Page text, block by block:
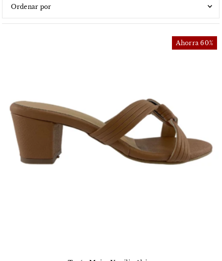
Características
Precio, menor a mayor
Precio, mayor a menor
Fecha: antiguo(a) a reciente
Fecha: reciente a antiguo(a)
Ahorra 60%